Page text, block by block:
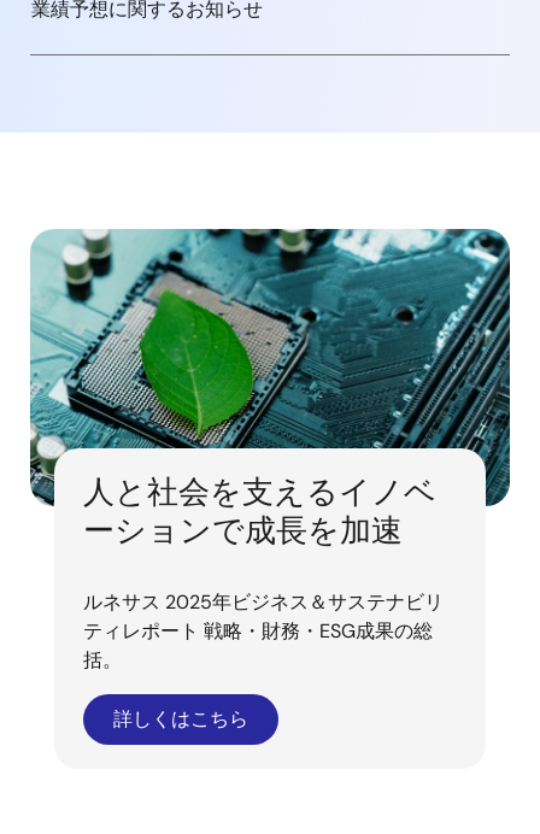
業績予想に関するお知らせ
人と社会を支えるイノベ
ーションで成長を加速
ルネサス 2025年ビジネス＆サステナビリ
ティレポート 戦略・財務・ESG成果の総
括。
詳しくはこちら